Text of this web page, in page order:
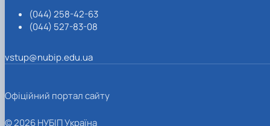
(044) 258-42-63
(044) 527-83-08
vstup@nubip.edu.ua
Офіційний портал сайту
© 2026 НУБІП Україна